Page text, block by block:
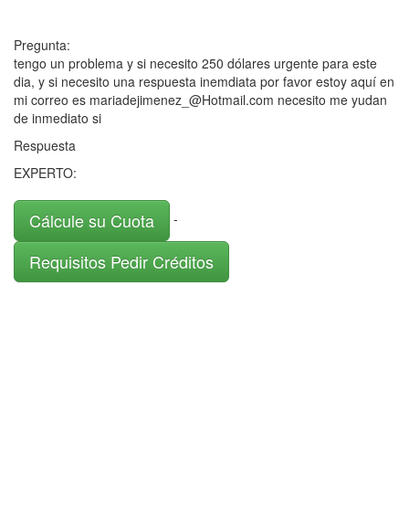
Pregunta:
tengo un problema y si necesito 250 dólares urgente para este
dia, y si necesito una respuesta inemdiata por favor estoy aquí en
mi correo es mariadejimenez_@Hotmail.com necesito me yudan
de inmediato si
Respuesta
EXPERTO:
Cálcule su Cuota -
Requisitos Pedir Créditos